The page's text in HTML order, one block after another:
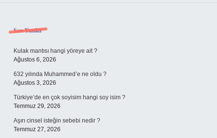
Sidebar
Son Yazılar
Kulak mantısı hangi yöreye ait ?
Ağustos 6, 2026
632 yılında Muhammed’e ne oldu ?
Ağustos 3, 2026
Türkiye’de en çok soyisim hangi soy isim ?
Temmuz 29, 2026
Aşırı cinsel isteğin sebebi nedir ?
Temmuz 27, 2026